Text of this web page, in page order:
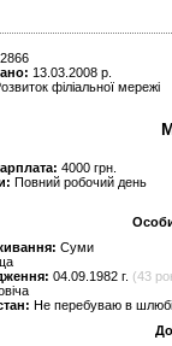
2866
13.03.2008 р.
філіальної мережі
4000 грн.
Повний робочий день
Суми
04.09.1982 г. (43
Не перебуваю в